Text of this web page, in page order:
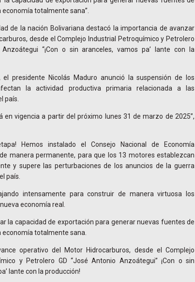
economía totalmente sana”.
de la nación Bolivariana destacó la importancia de avanzar
desde el Complejo Industrial Petroquímico y Petrolero
“¡Con o sin aranceles, vamos pa’ lante con la
presidente Nicolás Maduro anunció la suspensión de los
la actividad productiva primaria relacionada a las
país.
en vigencia a partir del próximo lunes 31 de marzo de 2025”,
Hemos instalado el Consejo Nacional de Economía
manera permanente, para que los 13 motores establezcan
y supere las perturbaciones de los anuncios de la guerra
país.
intensamente para construir de manera virtuosa los
economía real.
la capacidad de exportación para generar nuevas fuentes de
economía totalmente sana.
operativo del Motor Hidrocarburos, desde el Complejo
y Petrolero GD “José Antonio Anzoátegui” ¡Con o sin
lante con la producción!